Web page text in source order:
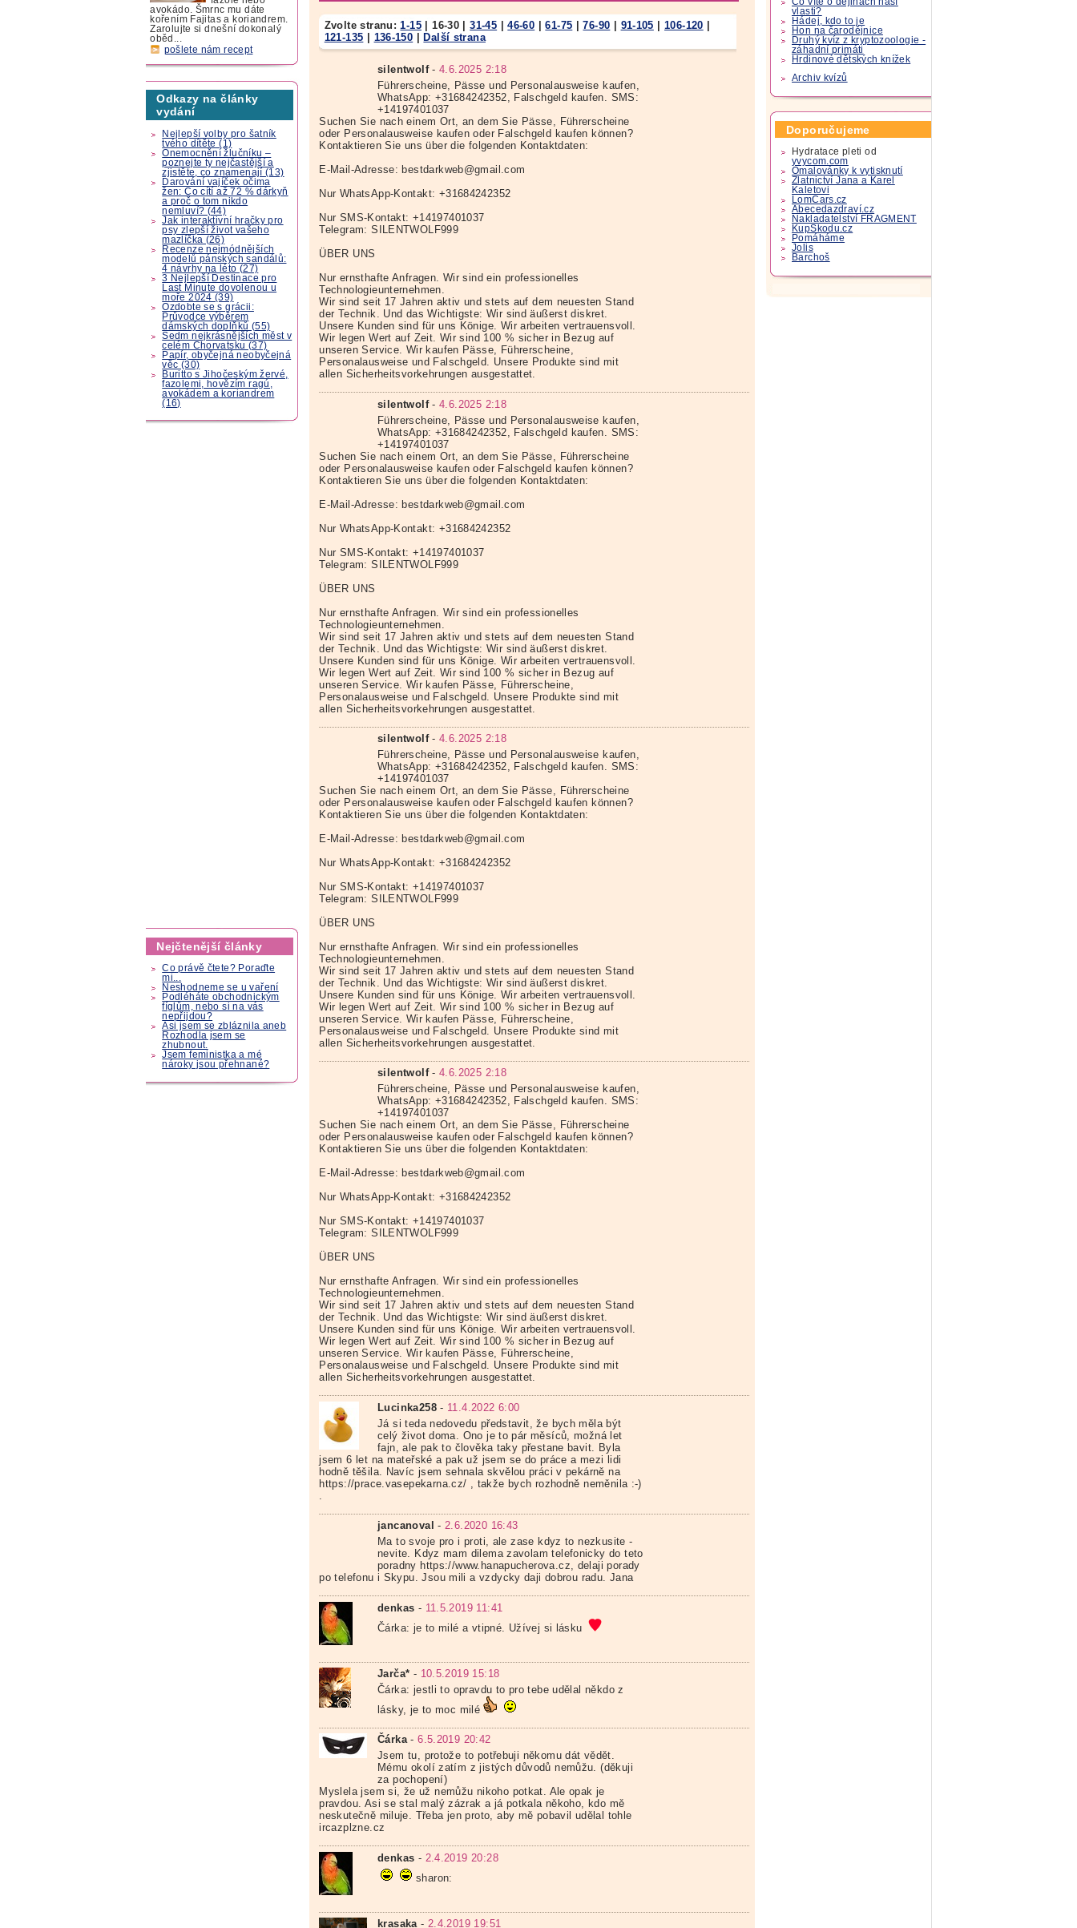
avokádo. Šmrnc mu dáte
kořením Fajitas a koriandrem.
Zarolujte si dnešní dokonalý
oběd...
pošlete nám recept
Odkazy na články
vydání
Nejlepší volby pro šatník
tvého dítěte (1)
Onemocnění žlučníku –
poznejte ty nejčastější a
zjistěte, co znamenají (13)
Darování vajíček očima
žen: Co cítí až 72 % dárkyň
a proč o tom nikdo
nemluví? (44)
Jak interaktivní hračky pro
psy zlepší život vašeho
mazlíčka (26)
Recenze nejmódnějších
modelů pánských sandálů:
4 návrhy na léto (27)
3 Nejlepší Destinace pro
Last Minute dovolenou u
moře 2024 (39)
Ozdobte se s grácii:
Průvodce výběrem
dámských doplňků (55)
Sedm nejkrásnějších měst v
celém Chorvatsku (37)
Papír, obyčejná neobyčejná
věc (30)
Buritto s Jihočeským žervé,
fazolemi, hovězím ragú,
avokádem a koriandrem
(16)
Nejčtenější články
Co právě čtete? Poraďte
mi...
Neshodneme se u vaření
Podléháte obchodnickým
fíglům, nebo si na vás
nepřijdou?
Asi jsem se zbláznila aneb
Rozhodla jsem se
zhubnout.
Jsem feministka a mé
nároky jsou přehnané?
Zvolte stranu:1-15 | 16-30 |31-45 |46-60 |61-75 |76-90 | 91-105 |106-120 |
121-135 | 136-150 |Další strana
silentwolf-4.6.2025 2:18
Führerscheine, Pässe und Personalausweise kaufen,
WhatsApp: +31684242352, Falschgeld kaufen. SMS:
+14197401037
Suchen Sie nach einem Ort, an dem Sie Pässe, Führerscheine
oder Personalausweise kaufen oder Falschgeld kaufen können?
Kontaktieren Sie uns über die folgenden Kontaktdaten:
E-Mail-Adresse: bestdarkweb@gmail.com
Nur WhatsApp-Kontakt: +31684242352
Nur SMS-Kontakt: +14197401037
Telegram: SILENTWOLF999
ÜBER UNS
Nur ernsthafte Anfragen. Wir sind ein professionelles
Technologieunternehmen.
Wir sind seit 17 Jahren aktiv und stets auf dem neuesten Stand
der Technik. Und das Wichtigste: Wir sind äußerst diskret.
Unsere Kunden sind für uns Könige. Wir arbeiten vertrauensvoll.
Wir legen Wert auf Zeit. Wir sind 100 % sicher in Bezug auf
unseren Service. Wir kaufen Pässe, Führerscheine,
Personalausweise und Falschgeld. Unsere Produkte sind mit
allen Sicherheitsvorkehrungen ausgestattet.
silentwolf-4.6.2025 2:18
Führerscheine, Pässe und Personalausweise kaufen,
WhatsApp: +31684242352, Falschgeld kaufen. SMS:
+14197401037
Suchen Sie nach einem Ort, an dem Sie Pässe, Führerscheine
oder Personalausweise kaufen oder Falschgeld kaufen können?
Kontaktieren Sie uns über die folgenden Kontaktdaten:
E-Mail-Adresse: bestdarkweb@gmail.com
Nur WhatsApp-Kontakt: +31684242352
Nur SMS-Kontakt: +14197401037
Telegram: SILENTWOLF999
ÜBER UNS
Nur ernsthafte Anfragen. Wir sind ein professionelles
Technologieunternehmen.
Wir sind seit 17 Jahren aktiv und stets auf dem neuesten Stand
der Technik. Und das Wichtigste: Wir sind äußerst diskret.
Unsere Kunden sind für uns Könige. Wir arbeiten vertrauensvoll.
Wir legen Wert auf Zeit. Wir sind 100 % sicher in Bezug auf
unseren Service. Wir kaufen Pässe, Führerscheine,
Personalausweise und Falschgeld. Unsere Produkte sind mit
allen Sicherheitsvorkehrungen ausgestattet.
silentwolf-4.6.2025 2:18
Führerscheine, Pässe und Personalausweise kaufen,
WhatsApp: +31684242352, Falschgeld kaufen. SMS:
+14197401037
Suchen Sie nach einem Ort, an dem Sie Pässe, Führerscheine
oder Personalausweise kaufen oder Falschgeld kaufen können?
Kontaktieren Sie uns über die folgenden Kontaktdaten:
E-Mail-Adresse: bestdarkweb@gmail.com
Nur WhatsApp-Kontakt: +31684242352
Nur SMS-Kontakt: +14197401037
Telegram: SILENTWOLF999
ÜBER UNS
Nur ernsthafte Anfragen. Wir sind ein professionelles
Technologieunternehmen.
Wir sind seit 17 Jahren aktiv und stets auf dem neuesten Stand
der Technik. Und das Wichtigste: Wir sind äußerst diskret.
Unsere Kunden sind für uns Könige. Wir arbeiten vertrauensvoll.
Wir legen Wert auf Zeit. Wir sind 100 % sicher in Bezug auf
unseren Service. Wir kaufen Pässe, Führerscheine,
Personalausweise und Falschgeld. Unsere Produkte sind mit
allen Sicherheitsvorkehrungen ausgestattet.
silentwolf-4.6.2025 2:18
Führerscheine, Pässe und Personalausweise kaufen,
WhatsApp: +31684242352, Falschgeld kaufen. SMS:
+14197401037
Suchen Sie nach einem Ort, an dem Sie Pässe, Führerscheine
oder Personalausweise kaufen oder Falschgeld kaufen können?
Kontaktieren Sie uns über die folgenden Kontaktdaten:
E-Mail-Adresse: bestdarkweb@gmail.com
Nur WhatsApp-Kontakt: +31684242352
Nur SMS-Kontakt: +14197401037
Telegram: SILENTWOLF999
ÜBER UNS
Nur ernsthafte Anfragen. Wir sind ein professionelles
Technologieunternehmen.
Wir sind seit 17 Jahren aktiv und stets auf dem neuesten Stand
der Technik. Und das Wichtigste: Wir sind äußerst diskret.
Unsere Kunden sind für uns Könige. Wir arbeiten vertrauensvoll.
Wir legen Wert auf Zeit. Wir sind 100 % sicher in Bezug auf
unseren Service. Wir kaufen Pässe, Führerscheine,
Personalausweise und Falschgeld. Unsere Produkte sind mit
allen Sicherheitsvorkehrungen ausgestattet.
Lucinka258- 11.4.2022 6:00
Já si teda nedovedu představit, že bych měla být
celý život doma. Ono je to pár měsíců, možná let
fajn, ale pak to člověka taky přestane bavit. Byla
jsem 6 let na mateřské a pak už jsem se do práce a mezi lidi
hodně těšila. Navíc jsem sehnala skvělou práci v pekárně na
https://prace.vasepekarna.cz/ , takže bych rozhodně neměnila :-)
jancanoval -2.6.2020 16:43
Ma to svoje pro i proti, ale zase kdyz to nezkusite -
nevite. Kdyz mam dilema zavolam telefonicky do teto
poradny https://www.hanapucherova.cz, delaji porady
po telefonu i Skypu. Jsou mili a vzdycky daji dobrou radu. Jana
denkas - 11.5.2019 11:41
Čárka: je to milé a vtipné. Užívej si lásku
Jarča* - 10.5.2019 15:18
Čárka: jestli to opravdu to pro tebe udělal někdo z
lásky, je to moc milé
Čárka-6.5.2019 20:42
Jsem tu, protože to potřebuji někomu dát vědět.
Mému okolí zatím z jistých důvodů nemůžu. (děkuji
za pochopení)
Myslela jsem si, že už nemůžu nikoho potkat. Ale opak je
pravdou. Asi se stal malý zázrak a já potkala někoho, kdo mě
neskutečně miluje. Třeba jen proto, aby mě pobavil udělal tohle
ircazplzne.cz
denkas - 2.4.2019 20:28
sharon:
krasaka- 2.4.2019 19:51
vlasti?
Hádej, kdo to je
Hon na čarodějnice
Druhý kvíz z kryptozoologie -
záhadní primáti
Hrdinové dětských knížek
Archiv kvízů
Doporučujeme
Hydratace pleti od
yvycom.com
Omalovánky k vytisknutí
Zlatnictví Jana a Karel
Kaletovi
LomCars.cz
Abecedazdraví.cz
Nakladatelství FRAGMENT
KupSkodu.cz
Pomáháme
Jolis
Barchoš